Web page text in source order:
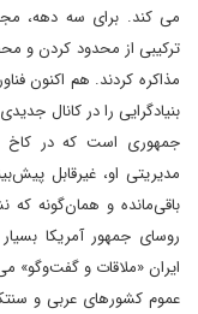
می کند. برای سه دهه،
مذاکره کردند. هم اکنون
بنیادگرایی را در کانال
جمهوری است که در کاخ
مدیریتی او، غیرقابل
باقی‌مانده و همان‌گونه که
روسای جمهور آمریکا
ایران «ملاقات و
عموم کشورهای عربی و